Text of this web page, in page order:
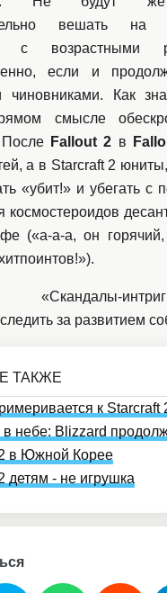
вешать на
с возрастными
если и
чиновниками. Как
смысле
Fallout 2 в
а в Starcraft 2 юниты,
«убит!» и убегать с
космостероидов
(«а-а-а, он
интриги-
за развитием
к Starcraft
небе: Blizzard
в Южной Корее
детям - не игрушка